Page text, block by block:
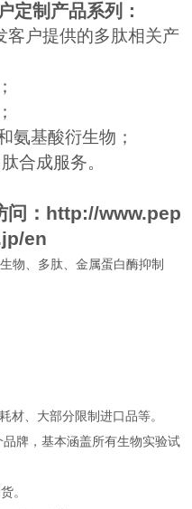
定制产品系列：
客户提供的多肽相关产
氨基酸衍生物；
合成服务。
： http://www.pep
en
物、多肽、金属蛋白酶抑制
材、大部分限制进口品等。
牌，基本涵盖所有生物实验试
。